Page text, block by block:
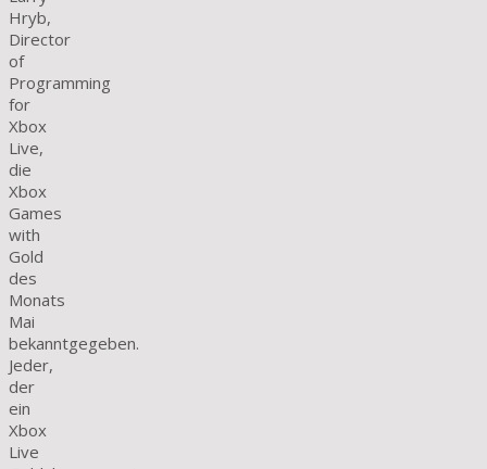
Hryb,
Director
of
Programming
for
Xbox
Live,
die
Xbox
Games
with
Gold
des
Monats
Mai
bekanntgegeben.
Jeder,
der
ein
Xbox
Live